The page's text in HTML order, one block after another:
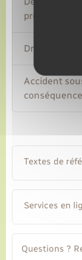
procédure ?
Drogue au
Accident
Textes de
Services en
Questions ?